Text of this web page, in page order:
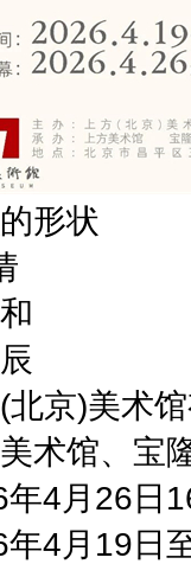
形状
京)美术馆
馆、宝
4月26日
4月19日